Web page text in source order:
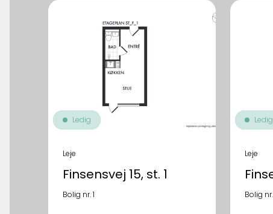
Ledig
Leje
Finsensvej 15, st. 1
Bolig nr. 1
Ledig
Leje
Bolig